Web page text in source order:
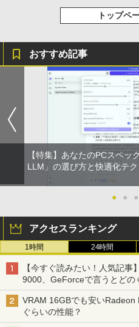
トップペ
おすすめ記事
【特集】あなたのPCスペッ
LLM」の選び方と快適化テク
● ● ●
アクセスランキング
1時間 24時間
【今すぐ読みたい！人気記
9000、GeForceで言うとどの
VRAM 16GBでも安い
ぐらいの性能？